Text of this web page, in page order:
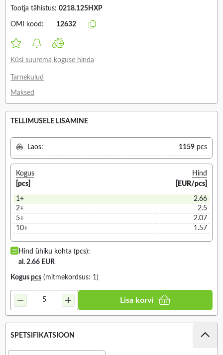
Tootja tähistus: 0218.125HXP
OMI kood: 12632
Küsi suurema koguse hinda
Tarnekulud
Maksed
TELLIMUSELE LISAMINE
Laos: 1159 pcs
Kogus
[pcs]
Hind
[EUR/pcs]
1+
2.66
2+
2.5
5+
2.07
10+
1.57
Hind ühiku kohta (pcs):
al. 2.66 EUR
Kogus pcs (mitmekordsus: 1)
Lisa korvi
SPETSIFIKATSIOON